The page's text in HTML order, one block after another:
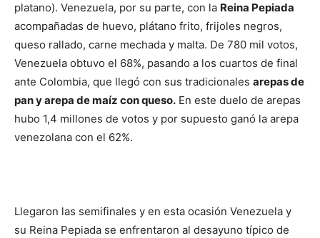
platano). Venezuela, por su parte, con la Reina Pepiada
acompañadas de huevo, plátano frito, frijoles negros,
queso rallado, carne mechada y malta. De 780 mil votos,
Venezuela obtuvo el 68%, pasando a los cuartos de final
ante Colombia, que llegó con sus tradicionales arepas de
pan y arepa de maíz con queso. En este duelo de arepas
hubo 1,4 millones de votos y por supuesto ganó la arepa
venezolana con el 62%.
Llegaron las semifinales y en esta ocasión Venezuela y
su Reina Pepiada se enfrentaron al desayuno típico de